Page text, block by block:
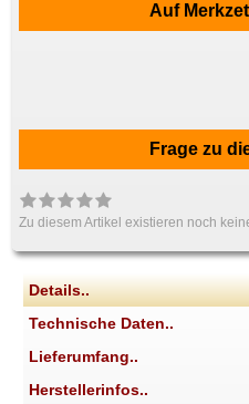
Auf
Frage zu
Zu diesem Artikel existieren noch
Details..
Technische Daten..
Lieferumfang..
Herstellerinfos..